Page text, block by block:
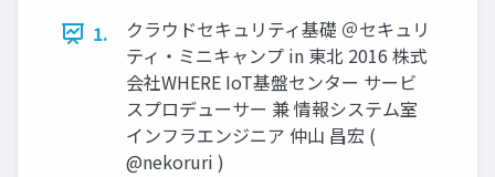
1.
クラウドセキュリティ基礎 ＠セキュリ
ティ・ミニキャンプ in 東北 2016 株式
会社WHERE IoT基盤センター サービ
スプロデューサー 兼 情報システム室
インフラエンジニア 仲山 昌宏 (
@nekoruri )